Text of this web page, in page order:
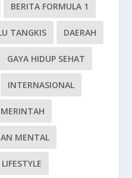
BERITA FORMULA 1
TANGKIS DAERAH
GAYA HIDUP SEHAT
INTERNASIONAL
MENTAL
LIFESTYLE